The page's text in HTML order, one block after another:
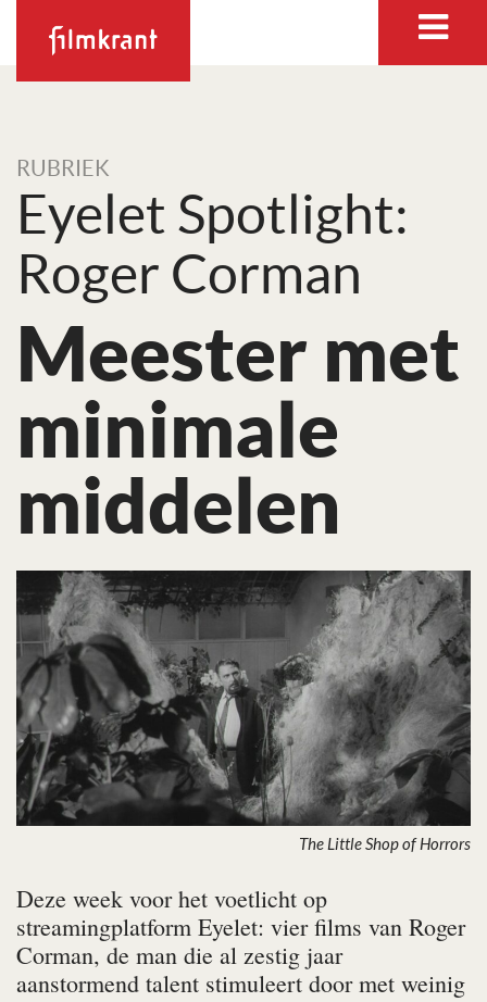
RUBRIEK
Eyelet Spotlight:
Roger Corman
Meester met
minimale
middelen
The Little Shop of Horrors
Deze week voor het voetlicht op
streamingplatform Eyelet: vier films van Roger
Corman, de man die al zestig jaar
aanstormend talent stimuleert door met weinig